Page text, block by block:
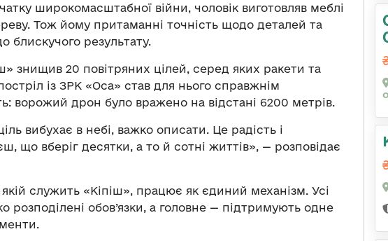
широкомасштабної війни, чоловік виготовляв меблі
Тож йому притаманні точність щодо деталей та
блискучого результату.
знищив 20 повітряних цілей, серед яких ракети та
із ЗРК «Оса» став для нього справжнім
ворожий дрон було вражено на відстані 6200 метрів.
вибухає в небі, важко описати. Це радість і
що вберіг десятки, а то й сотні життів», — розповідає
служить «Кіпіш», працює як єдиний механізм. Усі
розподілені обов’язки, а головне — підтримують одне